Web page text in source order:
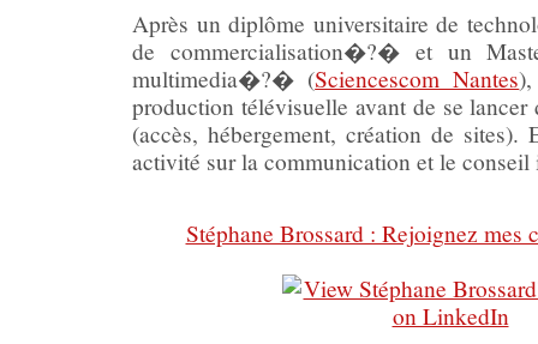
Après un diplôme universitaire de
de commercialisation�?� et un
multimedia�?� (Sciencescom Nantes
production télévisuelle avant de se lancer
(accès, hébergement, création de
activité sur la communication et le conseil
Stéphane Brossard : Rejoignez mes